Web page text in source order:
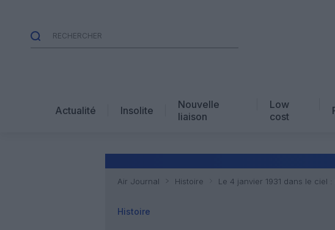
Actualité Insolite
Nouvelle
liaison
Low
cost
Air Journal Histoire Le 4 janvier 1931 dans le ciel
Histoire